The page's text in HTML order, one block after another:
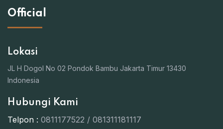
Official
Lokasi
JL H Dogol No 02 Pondok Bambu Jakarta Timur 13430
Indonesia
Hubungi Kami
Telpon : 0811177522 / 081311181117